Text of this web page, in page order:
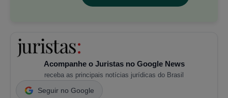
Acompanhe o Juristas no Google News
receba as principais notícias jurídicas do Brasil
Seguir no Google